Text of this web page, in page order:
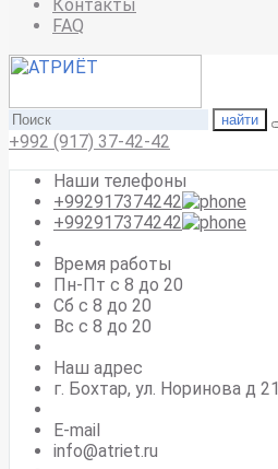
Контакты
FAQ
найти
+992 (917) 37-42-42
Наши телефоны
+992917374242
+992917374242
Время работы
Пн-Пт с 8 до 20
Сб с 8 до 20
Вс c 8 до 20
Наш адрес
г. Бохтар, ул. Норинова д 21
E-mail
info@atriet.ru